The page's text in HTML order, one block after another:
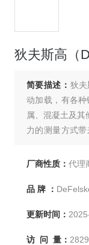
狄夫斯高（
简要描述： 狄
动加载，有各
属、混凝
力的测量方式带
D4541和ISO
厂商性质： 代理
品 牌 ：
更新时间：
访 问 量： 2829